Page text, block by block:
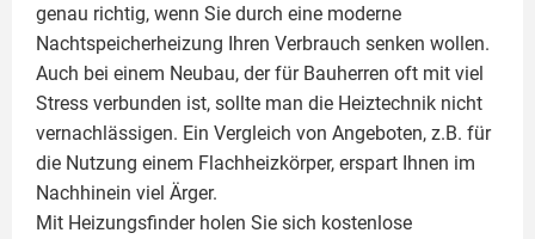
genau richtig, wenn Sie durch eine moderne
Nachtspeicherheizung Ihren Verbrauch senken wollen.
Auch bei einem Neubau, der für Bauherren oft mit viel
Stress verbunden ist, sollte man die Heiztechnik nicht
vernachlässigen. Ein Vergleich von Angeboten, z.B. für
die Nutzung einem Flachheizkörper, erspart Ihnen im
Nachhinein viel Ärger.
Mit Heizungsfinder holen Sie sich kostenlose